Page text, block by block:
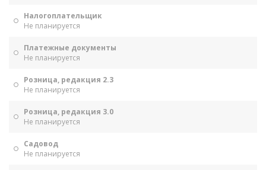
Налогоплательщик
Не планируется
Платежные документы
Не планируется
Розница, редакция 2.3
Не планируется
Розница, редакция 3.0
Не планируется
Садовод
Не планируется